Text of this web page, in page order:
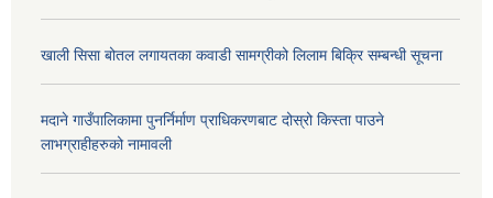
खाली सिसा बोतल लगायतका कवाडी सामग्रीको लिलाम बिक्रि सम्बन्धी सूचना
मदाने गाउँपालिकामा पुनर्निर्माण प्राधिकरणबाट दोस्रो किस्ता पाउने
लाभग्राहीहरुको नामावली